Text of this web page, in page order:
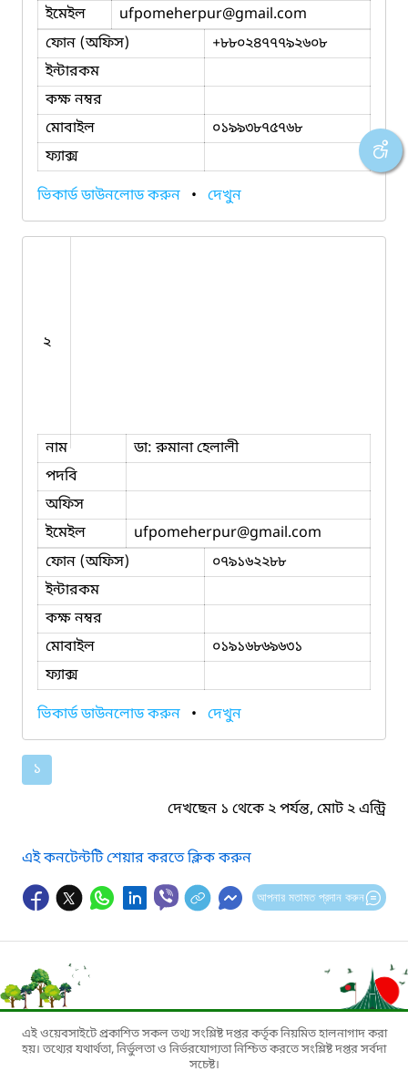
ইমেইল
ufpomeherpur@gmail.com
ফোন (অফিস)
+৮৮০২৪৭৭৭৯২৬০৮
ইন্টারকম
কক্ষ নম্বর
মোবাইল
০১৯৯৩৮৭৫৭৬৮
ফ্যাক্স
ভিকার্ড ডাউনলোড করুন • দেখুন
২
নাম
ডা: রুমানা হেলালী
পদবি
অফিস
ইমেইল
ufpomeherpur@gmail.com
ফোন (অফিস)
০৭৯১৬২২৮৮
ইন্টারকম
কক্ষ নম্বর
মোবাইল
০১৯১৬৮৬৯৬৩১
ফ্যাক্স
ভিকার্ড ডাউনলোড করুন • দেখুন
১
দেখছেন ১ থেকে ২ পর্যন্ত, মোট ২ এন্ট্রি
এই কনটেন্টটি শেয়ার করতে ক্লিক করুন
আপনার মতামত প্রদান করুন
এই ওয়েবসাইটে প্রকাশিত সকল তথ্য সংশ্লিষ্ট দপ্তর কর্তৃক নিয়মিত হালনাগাদ করা
হয়। তথ্যের যথার্থতা, নির্ভুলতা ও নির্ভরযোগ্যতা নিশ্চিত করতে সংশ্লিষ্ট দপ্তর সর্বদা
সচেষ্ট।